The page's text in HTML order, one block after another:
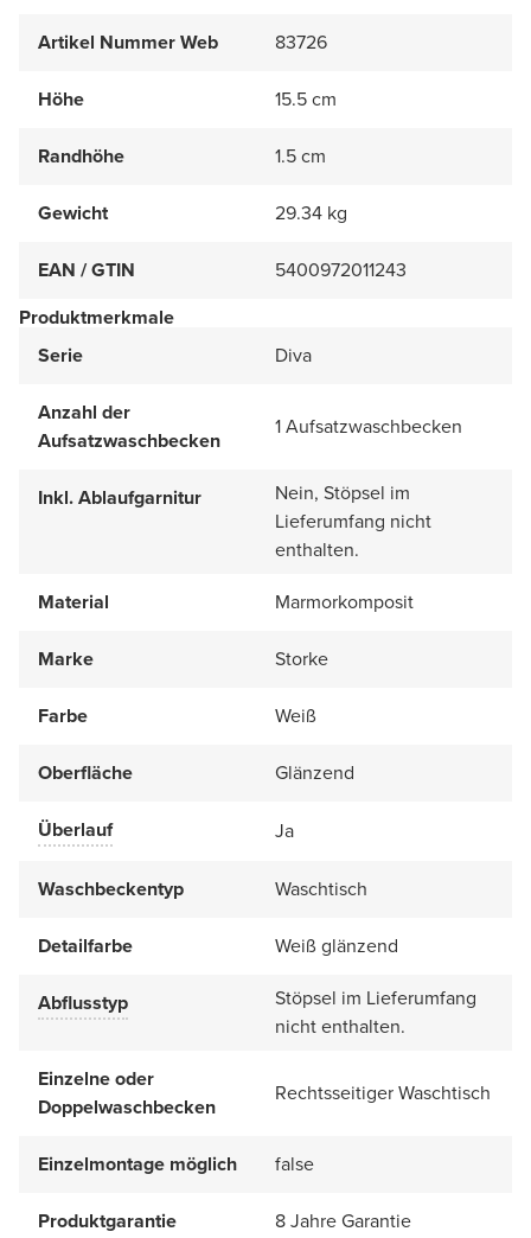
Artikel Nummer Web 83726
Höhe 15.5 cm
Randhöhe 1.5 cm
Gewicht 29.34 kg
EAN / GTIN
5400972011243
Produktmerkmale
Serie
Diva
Anzahl der
Aufsatzwaschbecken
1 Aufsatzwaschbecken
Inkl. Ablaufgarnitur
Nein, Stöpsel im
Lieferumfang nicht
enthalten.
Material
Marmorkomposit
Marke Storke
Farbe Weiß
Oberfläche Glänzend
Überlauf Ja
Waschbeckentyp Waschtisch
Detailfarbe Weiß glänzend
Abflusstyp
Stöpsel im Lieferumfang
nicht enthalten.
Einzelne oder
Doppelwaschbecken
Rechtsseitiger Waschtisch
Einzelmontage möglich false
Produktgarantie 8 Jahre Garantie